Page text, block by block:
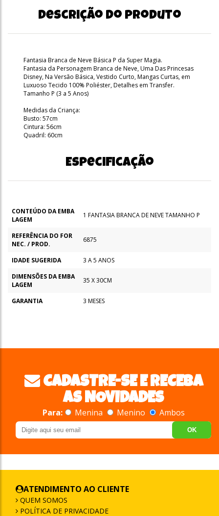
Descrição do produto
Fantasia Branca de Neve Básica P da Super Magia.
Fantasia da Personagem Branca de Neve, Uma Das Princesas
Disney, Na Versão Básica, Vestido Curto, Mangas Curtas, em
Luxuoso Tecido 100% Poliéster, Detalhes em Transfer.
Tamanho P (3 a 5 Anos)
Medidas da Criança:
Busto: 57cm
Cintura: 56cm
Quadril: 60cm
Especificação
CONTEÚDO DA EMBA
LAGEM
1 FANTASIA BRANCA DE NEVE TAMANHO P
REFERÊNCIA DO FOR
NEC. / PROD.
6875
IDADE SUGERIDA
3 A 5 ANOS
DIMENSÕES DA EMBA
LAGEM
35 X 30CM
GARANTIA 3 MESES
CADASTRE-SE E RECEBA
AS NOVIDADES
Para: Menina Menino Ambos
OK
ATENDIMENTO AO CLIENTE
QUEM SOMOS
POLÍTICA DE PRIVACIDADE